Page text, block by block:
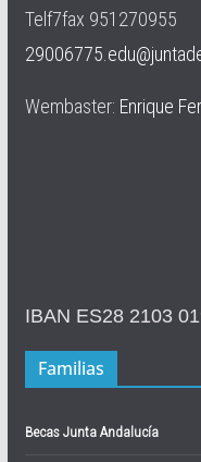
Telf7fax 951270955
Wembaster: Enrique
IBAN ES28 2103
Familias
Becas Junta Andalucía